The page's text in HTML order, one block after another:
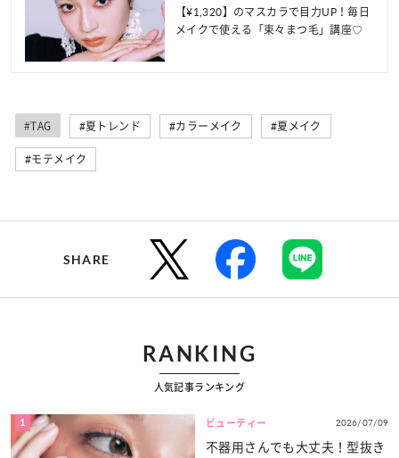
【¥1,320】のマスカラで目力UP！毎日
メイクで使える「束々まつ毛」講座♡
#TAG #夏トレンド #カラーメイク #夏メイク
#モテメイク
SHARE
RANKING
人気記事ランキング
1 ビューティー 2026/07/09
不器用さんでも大丈夫！型抜き